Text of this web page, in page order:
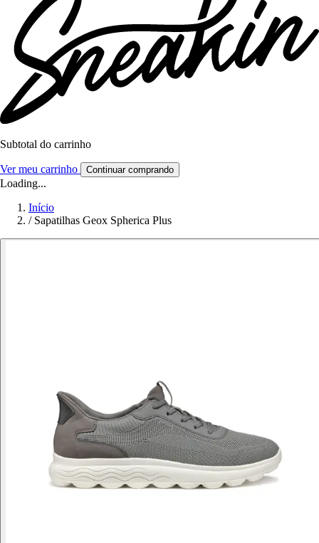
Subtotal do carrinho
Ver meu carrinho Continuar comprando
Loading...
Início
/ Sapatilhas Geox Spherica Plus